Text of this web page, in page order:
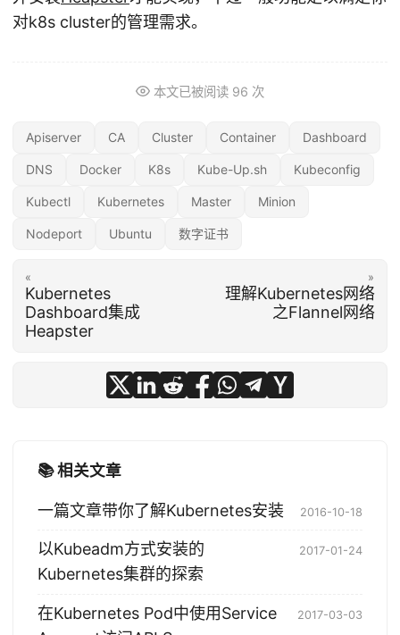
对k8s cluster的管理需求。
本文已被阅读 96 次
Apiserver CA Cluster Container Dashboard
DNS Docker K8s Kube-Up.sh Kubeconfig
Kubectl Kubernetes Master Minion
Nodeport Ubuntu 数字证书
«
Kubernetes
Dashboard集成
Heapster
»
理解Kubernetes网络
之Flannel网络
📚 相关文章
一篇文章带你了解Kubernetes安装 2016-10-18
以Kubeadm方式安装的
Kubernetes集群的探索
2017-01-24
在Kubernetes Pod中使用Service
2017-03-03